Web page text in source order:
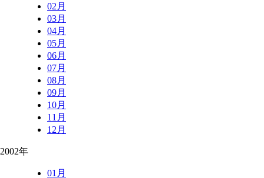
02月
03月
04月
05月
06月
07月
08月
09月
10月
11月
12月
2002年
01月